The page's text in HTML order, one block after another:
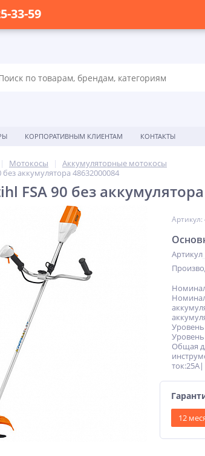
КОРПОРАТИВНЫМ КЛИЕНТАМ КОНТАКТЫ
Мотокосы
Аккумуляторные мотокосы
аккумулятора 48632000084
FSA 90 без
Артикул
Общая
ток:25А|
12
33-59